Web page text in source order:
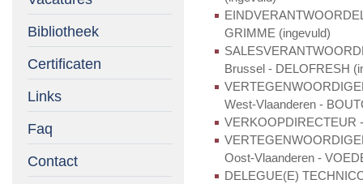
Bibliotheek
Certificaten
Links
Faq
Contact
GRIMME (ingevuld)
Brussel - DELOFRESH
West-Vlaanderen -
VERKOOPDIRECTEUR
Oost-Vlaanderen -
DELEGUE(E)